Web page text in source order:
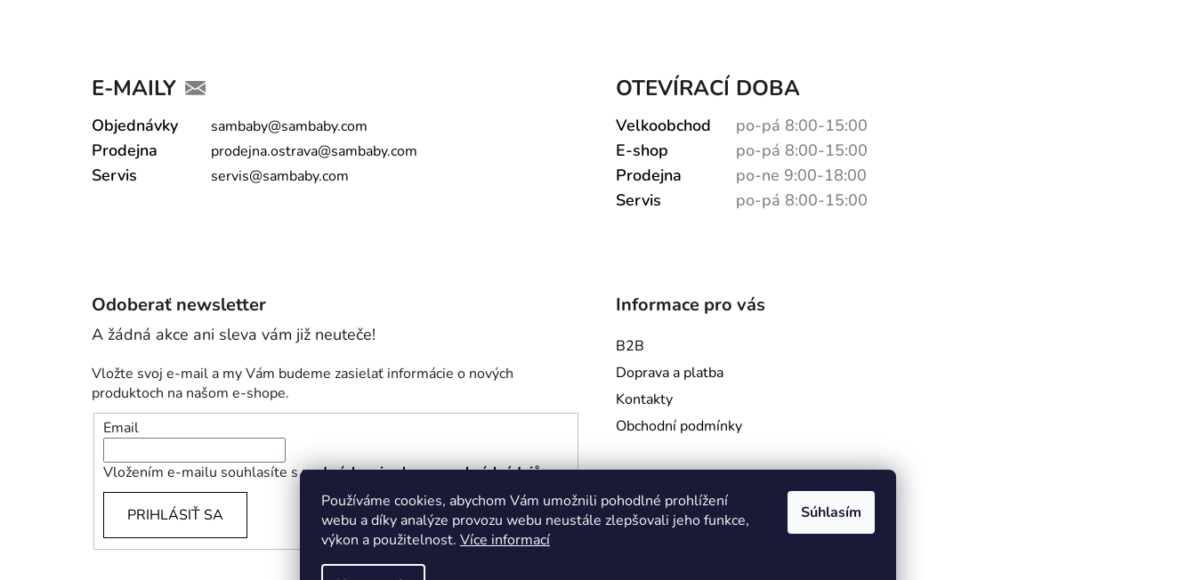
Používáme cookies, abychom Vám umožnili pohodlné prohlížení
webu a díky analýze provozu webu neustále zlepšovali jeho funkce,
výkon a použitelnost. Více informací
Súhlasím
E-MAILY
Objednávky sambaby@sambaby.com
Prodejna prodejna.ostrava@sambaby.com
Servis servis@sambaby.com
OTEVÍRACÍ DOBA
Velkoobchod
po-pá 8:00-15:00
E-shop
po-pá 8:00-15:00
Prodejna
po-ne 9:00-18:00
Servis
po-pá 8:00-15:00
Odoberať newsletter
Vložte svoj e-mail a my Vám budeme zasielať informácie o nových
produktoch na našom e-shope.
Email
Vložením e-mailu souhlasíte spodmínkami ochrany osobních údajů
PRIHLÁSIŤ SA
Informace pro vás
B2B
Doprava a platba
Kontakty
Obchodní podmínky